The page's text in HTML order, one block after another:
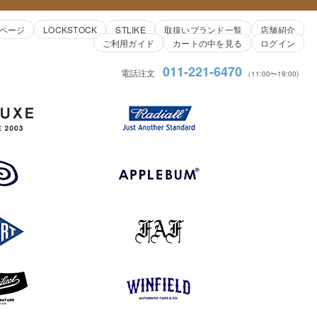
ージ LOCKSTOCK STLIKE 取扱いブランド一覧
店舗紹介
ご利用ガイド
カートの中を見る ログイン
電話注文 011-221-6470 （11:00〜19:00)